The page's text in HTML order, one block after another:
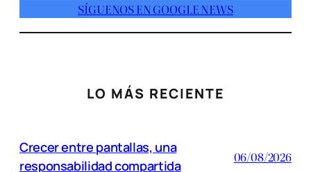
SÍGUENOS EN GOOGLE NEWS
LO MÁS RECIENTE
Crecer entre pantallas, una
responsabilidad compartida
06/08/2026